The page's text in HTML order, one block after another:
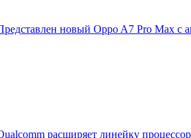
новый Oppo A7 Pro Max с
расширяет линейку